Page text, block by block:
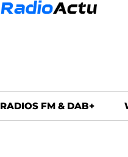
RADIOS FM & DAB+